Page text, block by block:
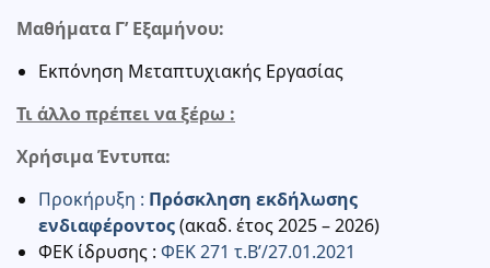
Μαθήματα Γ’ Εξαμήνου:
Εκπόνηση Μεταπτυχιακής Εργασίας
Τι άλλο πρέπει να ξέρω :
Χρήσιμα Έντυπα:
Προκήρυξη : Πρόσκληση εκδήλωσης
ενδιαφέροντος(ακαδ. έτος 2025 – 2026)
ΦΕΚ ίδρυσης : ΦΕΚ 271 τ.Β’/27.01.2021